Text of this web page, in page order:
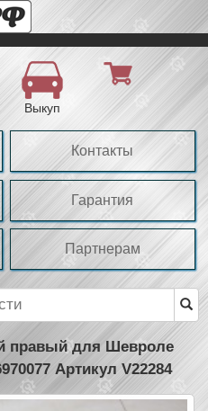
Выкуп
Контакты
Гарантия
Партнерам
правый для Шевроле
Артикул V22284